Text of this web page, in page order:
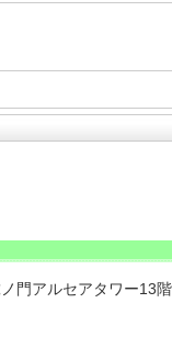
アルセアタワー13